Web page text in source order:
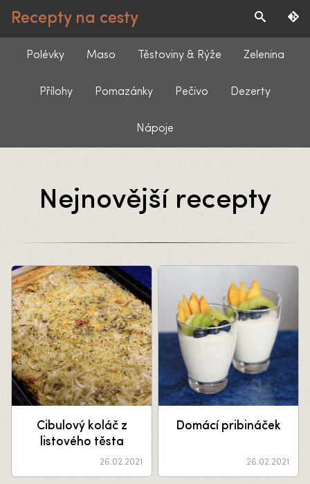
Recepty na cesty
Polévky Maso Těstoviny & Rýže Zelenina
Přílohy Pomazánky Pečivo Dezerty
Nápoje
Nejnovější recepty
Cibulový koláč z
listového těsta
26.02.2021
Domácí pribináček
26.02.2021